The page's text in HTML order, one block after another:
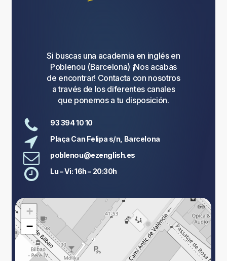
Si buscas una academia en inglés en
Poblenou (Barcelona) ¡Nos acabas
de encontrar! Contacta con nosotros
a través de los diferentes canales
que ponemos a tu disposición.
93 394 10 10
Plaça Can Felipa s/n, Barcelona
poblenou@ezenglish.es
Lu – Vi: 16h – 20:30h
+
−